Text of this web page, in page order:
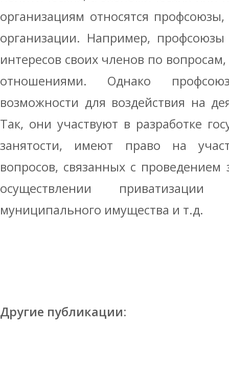
организациям относятся
организации. Например,
интересов своих членов по
отношениями. Однако
возможности для воздействия на
Так, они участвуют в разработке
занятости, имеют право на
вопросов, связанных с проведением
осуществлении приватизации
муниципального имущества и т.д.
Другие публикации: